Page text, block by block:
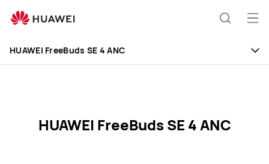
FreeBuds
Ava
HUAWEI FreeBuds SE 4 ANC
HUAWEI FreeBuds SE 4 ANC